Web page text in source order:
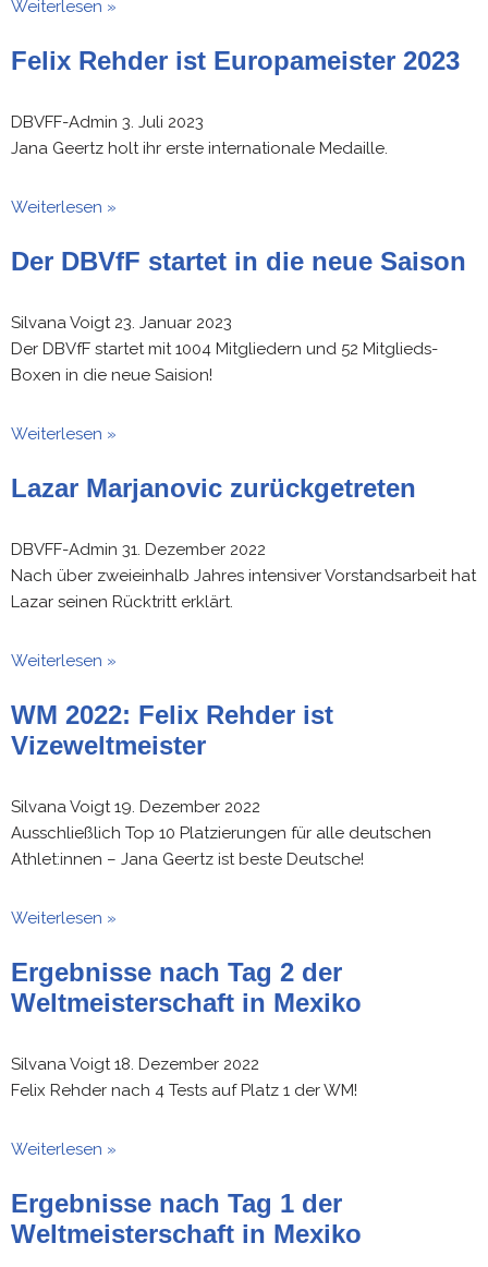
Weiterlesen »
Felix Rehder ist Europameister 2023
DBVFF-Admin 3. Juli 2023
Jana Geertz holt ihr erste internationale Medaille.
Weiterlesen »
Der DBVfF startet in die neue Saison
Silvana Voigt 23. Januar 2023
Der DBVfF startet mit 1004 Mitgliedern und 52 Mitglieds-
Boxen in die neue Saision!
Weiterlesen »
Lazar Marjanovic zurückgetreten
DBVFF-Admin 31. Dezember 2022
Nach über zweieinhalb Jahres intensiver Vorstandsarbeit hat
Lazar seinen Rücktritt erklärt.
Weiterlesen »
WM 2022: Felix Rehder ist
Vizeweltmeister
Silvana Voigt19. Dezember 2022
Ausschließlich Top 10 Platzierungen für alle deutschen
Athlet:innen – Jana Geertz ist beste Deutsche!
Weiterlesen »
Ergebnisse nach Tag 2 der
Weltmeisterschaft in Mexiko
Silvana Voigt18. Dezember 2022
Felix Rehder nach 4 Tests auf Platz 1 der WM!
Weiterlesen »
Ergebnisse nach Tag 1 der
Weltmeisterschaft in Mexiko